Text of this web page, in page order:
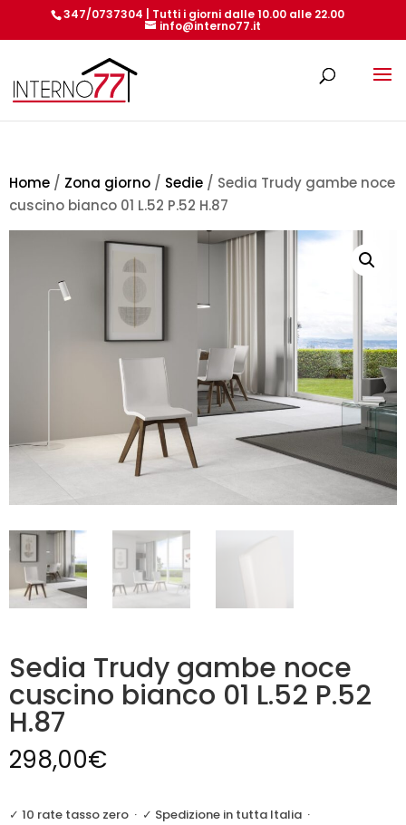
347/0737304 | Tutti i giorni dalle 10.00 alle 22.00
info@interno77.it
Home / Zona giorno / Sedie / Sedia Trudy gambe noce
cuscino bianco 01 L.52 P.52 H.87
Sedia Trudy gambe noce
cuscino bianco 01 L.52 P.52
H.87
298,00€
✓ 10 rate tasso zero · ✓ Spedizione in tutta Italia ·